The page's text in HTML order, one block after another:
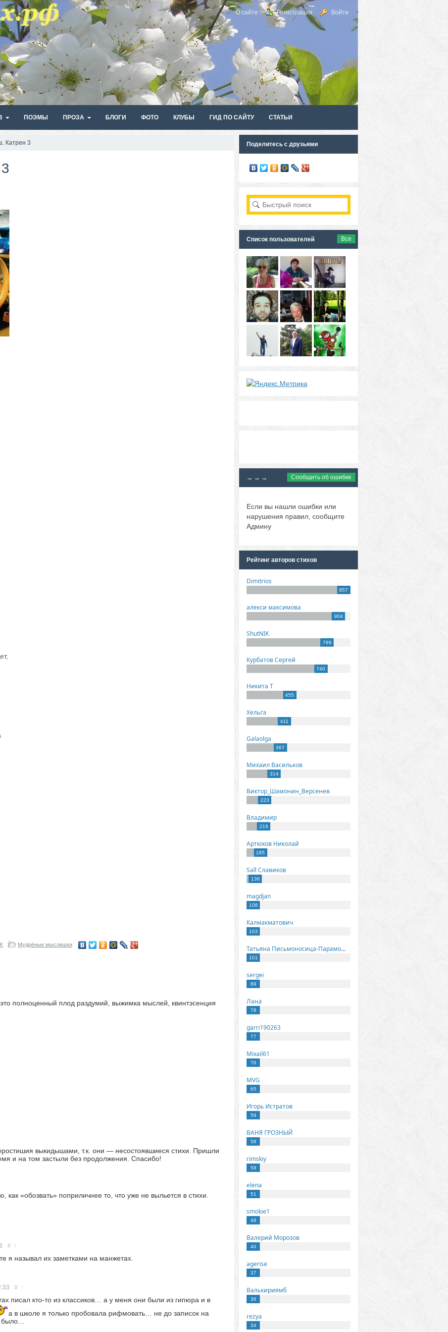
О сайте Регистрация Войти
ПОЭМЫ ПРОЗА БЛОГИ ФОТО КЛУБЫ ГИД ПО САЙТУ СТАТЬИ
Катрен 3
Мудрёные мыслишки
полноценный плод раздумий, выжимка мыслей, квинтэсенция
выкидышами, т.к. они — несостоявшиеся стихи. Пришли
и на том застыли без продолжения. Спасибо!
как «обозвать» поприличнее то, что уже не выльется в стихи.
# ↑
я называл их заметками на манжетах.
# ↑
писал кто-то из классиков… а у меня они были из гипюра и в
а в школе я только пробовала рифмовать… не до записок на
было…
Поделитесь с друзьями
Список пользователей Все
→ → → Сообщить об ошибке
Если вы нашли ошибки или
нарушения правил, сообщите
Админу
Рейтинг авторов стихов
Dimitrios
957
алекси максимова
904
ShutNIK
799
Курбатов Сергей
740
Никита Т
455
Хельга
411
Galaolga
367
Михаил Васильков
314
Виктор_Шамонин_Версенев
223
Владимир
216
Артюхов Николай
185
Sall Славиков
136
magdjan
108
Калмакматович
103
Татьяна Письмоносица-Парамонова
101
sergei
89
Лана
78
garri190263
77
Mixail61
76
MVG
65
Игорь Истратов
59
ВАНЯ ГРОЗНЫЙ
58
rimskiy
58
elena
51
smokie1
48
Валерий Морозов
40
agerise
37
Валькириямб
36
rezya
34